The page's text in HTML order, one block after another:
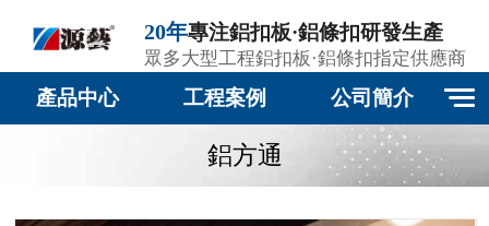
20年專注鋁扣板·鋁條扣研發生產
眾多大型工程鋁扣板·鋁條扣指定供應商
產品中心 工程案例 公司簡介
鋁方通